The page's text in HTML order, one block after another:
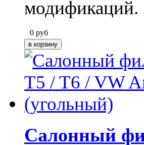
модификаций.
0 руб
Салонный